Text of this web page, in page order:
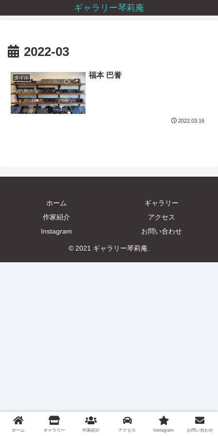
ギャラリー琴莉庵
2022-03
タイル 福本 巴誉
2022.03.16
ホーム
ギャラリー
作家紹介
アクセス
Instagram
お問い合わせ
© 2021 ギャラリー琴莉庵.
ホーム ギャラリー 作家紹介 アクセス Instagram お問い合わせ